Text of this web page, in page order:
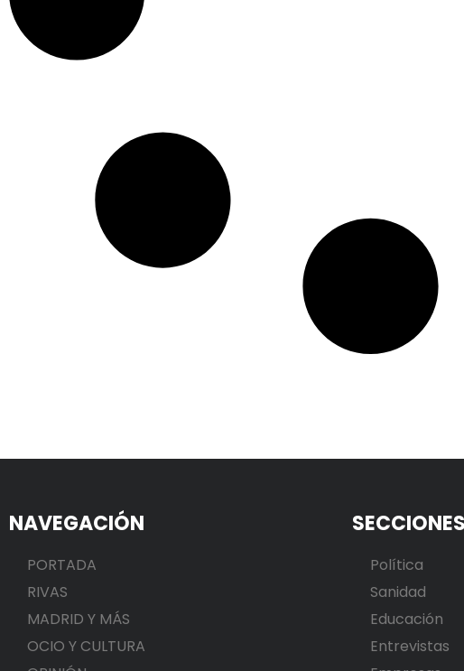
NAVEGACIÓN
PORTADA
RIVAS
MADRID Y MÁS
OCIO Y CULTURA
SECCIONES
Política
Sanidad
Educación
Entrevistas